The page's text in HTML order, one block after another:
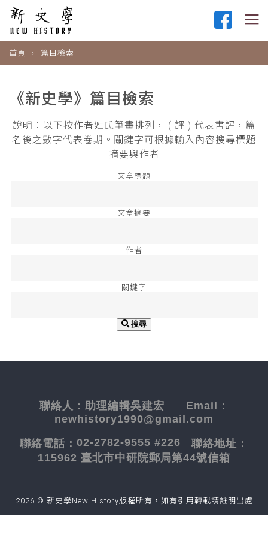
首頁 篇目檢索
《新史學》篇目檢索
說明：以下按作者姓氏筆畫排列， ( 評 ) 代表書評，篇
名後之數字代表卷期。關鍵字可根據輸入內容搜尋標題
摘要與作者
文章標題
文章摘要
作者
關鍵字
搜尋
聯絡人： 助理編輯吳建宏 Email：
newhistory1990@gmail.com
聯絡電話： 02-2782-9555 #226 聯絡地址：
115962 臺北市中研院郵局第44號信箱
2026 © 新史學New History版權所有，如有引用轉載請註明出處